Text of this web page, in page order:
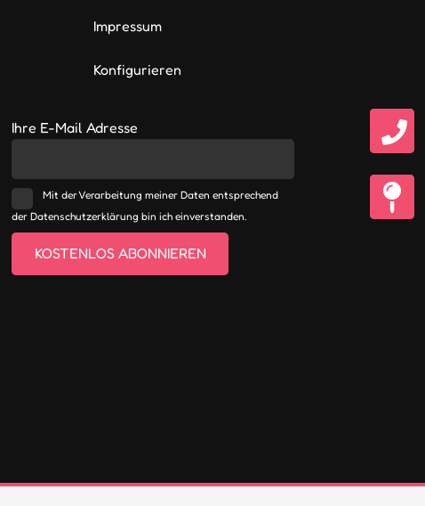
Impressum
Konfigurieren
Ihre E-Mail Adresse
Mit der Verarbeitung meiner Daten entsprechend
der Datenschutzerklärung bin ich einverstanden.
KOSTENLOS ABONNIEREN